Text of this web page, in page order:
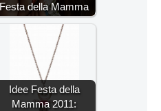
Festa della Mamma
Idee Festa della
Mamma 2011: